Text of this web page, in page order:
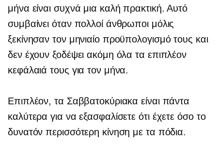
μήνα είναι συχνά μια καλή πρακτική. Αυτό
συμβαίνει όταν πολλοί άνθρωποι μόλις
ξεκίνησαν τον μηνιαίο προϋπολογισμό τους και
δεν έχουν ξοδέψει ακόμη όλα τα επιπλέον
κεφάλαιά τους για τον μήνα.
Επιπλέον, τα Σαββατοκύριακα είναι πάντα
καλύτερα για να εξασφαλίσετε ότι έχετε όσο το
δυνατόν περισσότερη κίνηση με τα πόδια.